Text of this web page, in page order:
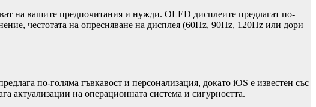
на вашите предпочитания и нужди. OLED дисплеите предлагат по-
честотата на опресняване на дисплея (60Hz, 90Hz, 120Hz или дори
по-голяма гъвкавост и персонализация, докато iOS е известен със
актуализации на операционната система и сигурността.